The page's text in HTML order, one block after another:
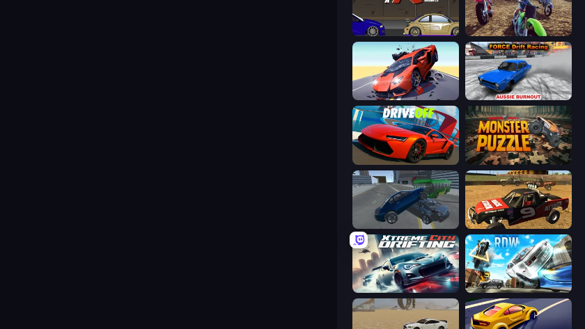
Create-A-Ride MotoCross Riders
Hyper Cars Ramp Crash Force Drift Racing: Aussie Burnout
DriveOff Monster Puzzle
Offroader V6 Offroad Dirt Racing 3D
Xtreme City Drifting Real Drift World